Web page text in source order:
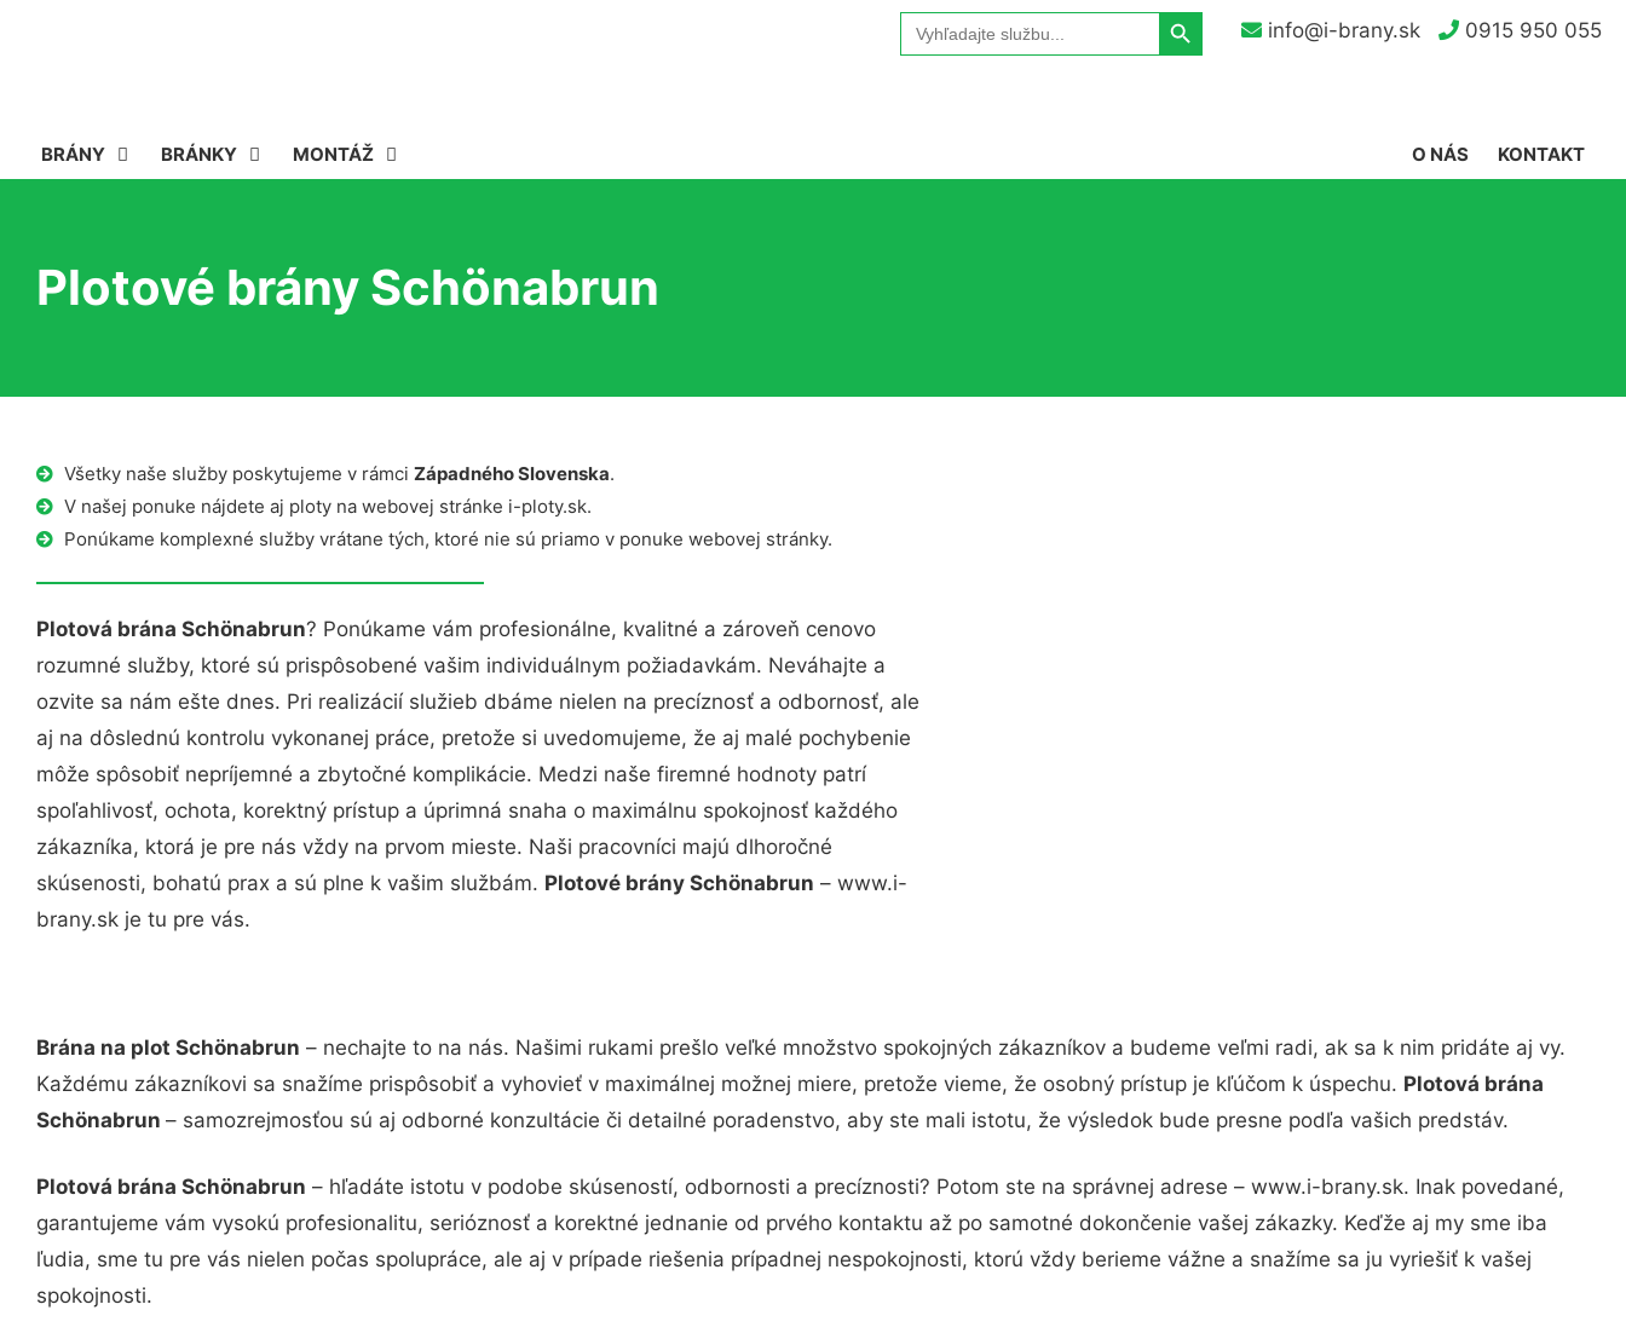
info@i-brany.sk 0915 950 055
Search
for:
Search Button
BRÁNY BRÁNKY MONTÁŽ KONTAKT
O NÁS
Plotové brány Schönabrun
Všetky naše služby poskytujeme v rámci Západného Slovenska.
V našej ponuke nájdete aj ploty na webovej stránke i-ploty.sk.
Ponúkame komplexné služby vrátane tých, ktoré nie sú priamo v ponuke webovej stránky.
Plotová brána Schönabrun? Ponúkame vám profesionálne, kvalitné a zároveň cenovo
rozumné služby, ktoré sú prispôsobené vašim individuálnym požiadavkám. Neváhajte a
ozvite sa nám ešte dnes. Pri realizácií služieb dbáme nielen na precíznosť a odbornosť, ale
aj na dôslednú kontrolu vykonanej práce, pretože si uvedomujeme, že aj malé pochybenie
môže spôsobiť nepríjemné a zbytočné komplikácie. Medzi naše firemné hodnoty patrí
spoľahlivosť, ochota, korektný prístup a úprimná snaha o maximálnu spokojnosť každého
zákazníka, ktorá je pre nás vždy na prvom mieste. Naši pracovníci majú dlhoročné
skúsenosti, bohatú prax a sú plne k vašim službám. Plotové brány Schönabrun – www.i-
brany.sk je tu pre vás.
Brána na plot Schönabrun – nechajte to na nás. Našimi rukami prešlo veľké množstvo spokojných zákazníkov a budeme veľmi radi, ak sa k nim pridáte aj vy.
Každému zákazníkovi sa snažíme prispôsobiť a vyhovieť v maximálnej možnej miere, pretože vieme, že osobný prístup je kľúčom k úspechu. Plotová brána
Schönabrun – samozrejmosťou sú aj odborné konzultácie či detailné poradenstvo, aby ste mali istotu, že výsledok bude presne podľa vašich predstáv.
Plotová brána Schönabrun – hľadáte istotu v podobe skúseností, odbornosti a precíznosti? Potom ste na správnej adrese – www.i-brany.sk. Inak povedané,
garantujeme vám vysokú profesionalitu, serióznosť a korektné jednanie od prvého kontaktu až po samotné dokončenie vašej zákazky. Keďže aj my sme iba
ľudia, sme tu pre vás nielen počas spolupráce, ale aj v prípade riešenia prípadnej nespokojnosti, ktorú vždy berieme vážne a snažíme sa ju vyriešiť k vašej
spokojnosti.